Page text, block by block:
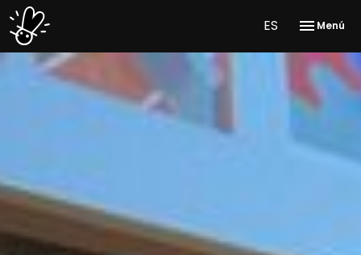
ES Menú